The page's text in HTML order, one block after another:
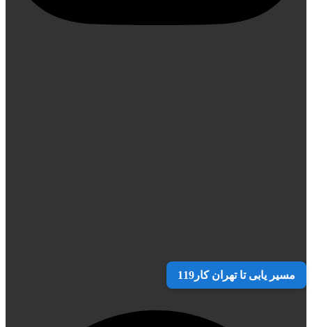
مسیر یابی تا تهران کار119